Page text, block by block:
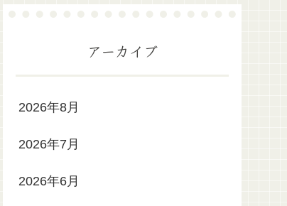
アーカイブ
2026年8月
2026年7月
2026年6月